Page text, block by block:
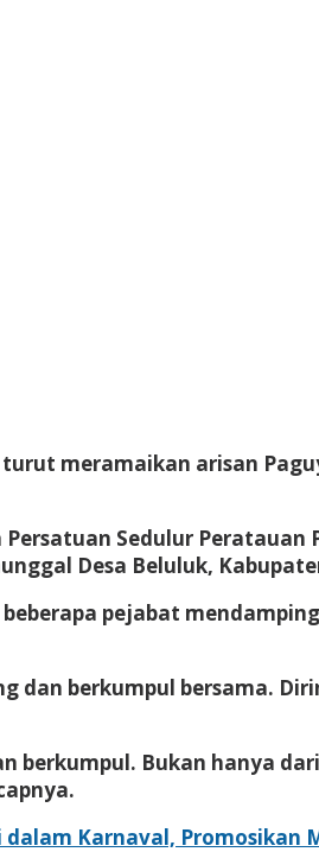
meramaikan arisan
Sedulur Peratauan
Desa Beluluk,
pejabat
dan berkumpul bersama.
berkumpul. Bukan hanya
dalam Karnaval, Promosikan